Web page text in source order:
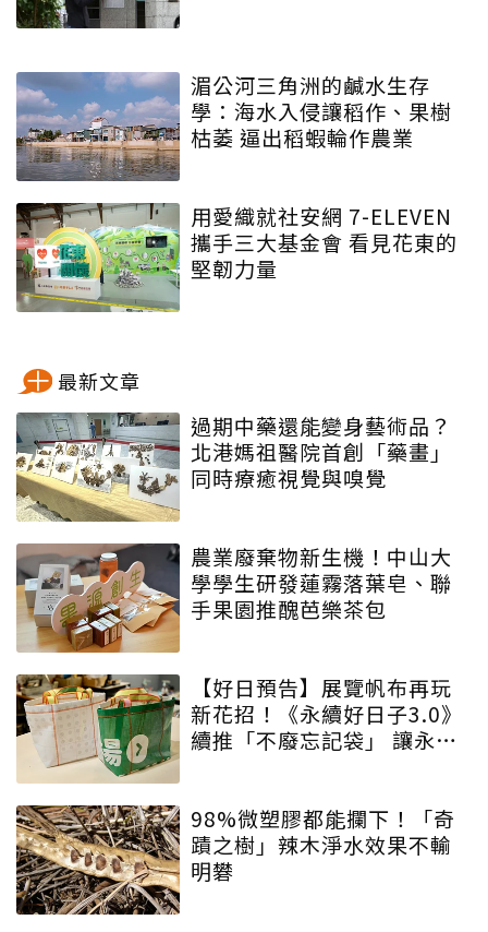
湄公河三角洲的鹹水生存
學：海水入侵讓稻作、果樹
枯萎 逼出稻蝦輪作農業
用愛織就社安網 7-ELEVEN
攜手三大基金會 看見花東的
堅韌力量
最新文章
過期中藥還能變身藝術品？
北港媽祖醫院首創「藥畫」
同時療癒視覺與嗅覺
農業廢棄物新生機！中山大
學學生研發蓮霧落葉皂、聯
手果園推醜芭樂茶包
【好日預告】展覽帆布再玩
新花招！《永續好日子3.0》
續推「不廢忘記袋」 讓永續
98%微塑膠都能攔下！「奇
蹟之樹」辣木淨水效果不輸
明礬